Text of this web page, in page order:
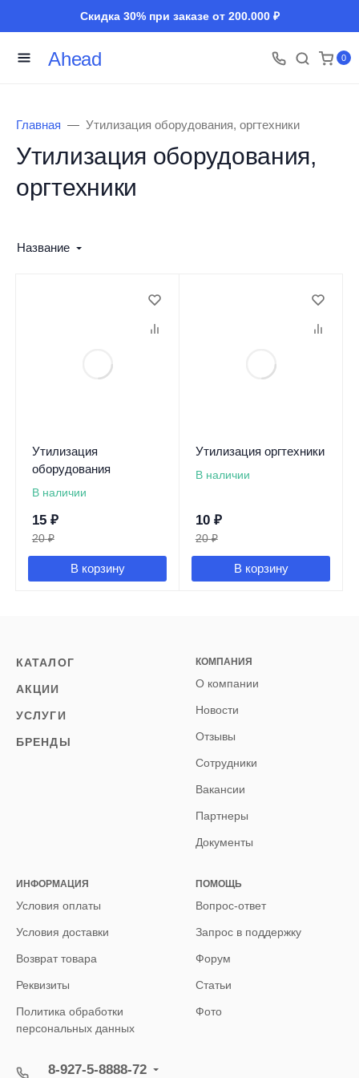
Скидка 30% при заказе от 200.000 ₽
Ahead 0
Главная Утилизация оборудования, оргтехники
Утилизация оборудования,
оргтехники
Название
Утилизация
оборудования
В наличии
15 ₽
20 ₽
В корзину
Утилизация оргтехники
В наличии
10 ₽
20 ₽
В корзину
КАТАЛОГ
АКЦИИ
УСЛУГИ
БРЕНДЫ
КОМПАНИЯ
О компании
Новости
Отзывы
Сотрудники
Вакансии
Партнеры
Документы
ИНФОРМАЦИЯ
Условия оплаты
Условия доставки
Возврат товара
Реквизиты
Политика обработки
персональных данных
ПОМОЩЬ
Вопрос-ответ
Запрос в поддержку
Форум
Статьи
Фото
8-927-5-8888-72